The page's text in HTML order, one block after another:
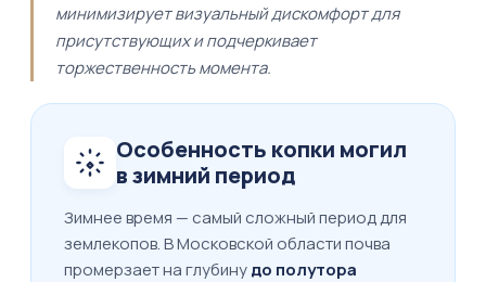
минимизирует визуальный дискомфорт для
присутствующих и подчеркивает
торжественность момента.
Особенность копки могил
в зимний период
Зимнее время — самый сложный период для
землекопов. В Московской области почва
промерзает на глубинудо полутора